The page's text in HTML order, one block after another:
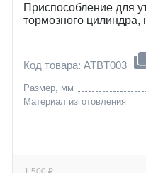
Приспособление для
тормозного цилиндра,
Код товара: ATBT003
Размер, мм
Материал изготовления